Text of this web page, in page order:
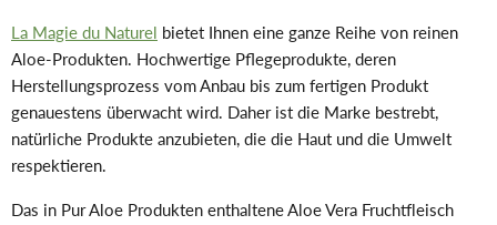
La Magie du Naturel bietet Ihnen eine ganze Reihe von reinen
Aloe-Produkten. Hochwertige Pflegeprodukte, deren
Herstellungsprozess vom Anbau bis zum fertigen Produkt
genauestens überwacht wird. Daher ist die Marke bestrebt,
natürliche Produkte anzubieten, die die Haut und die Umwelt
respektieren.
Das in Pur Aloe Produkten enthaltene Aloe Vera Fruchtfleisch